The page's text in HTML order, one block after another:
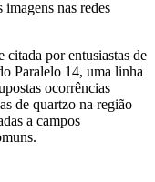
imagens nas redes
citada por entusiastas de
Paralelo 14, uma linha
ocorrências
de quartzo na região
a campos